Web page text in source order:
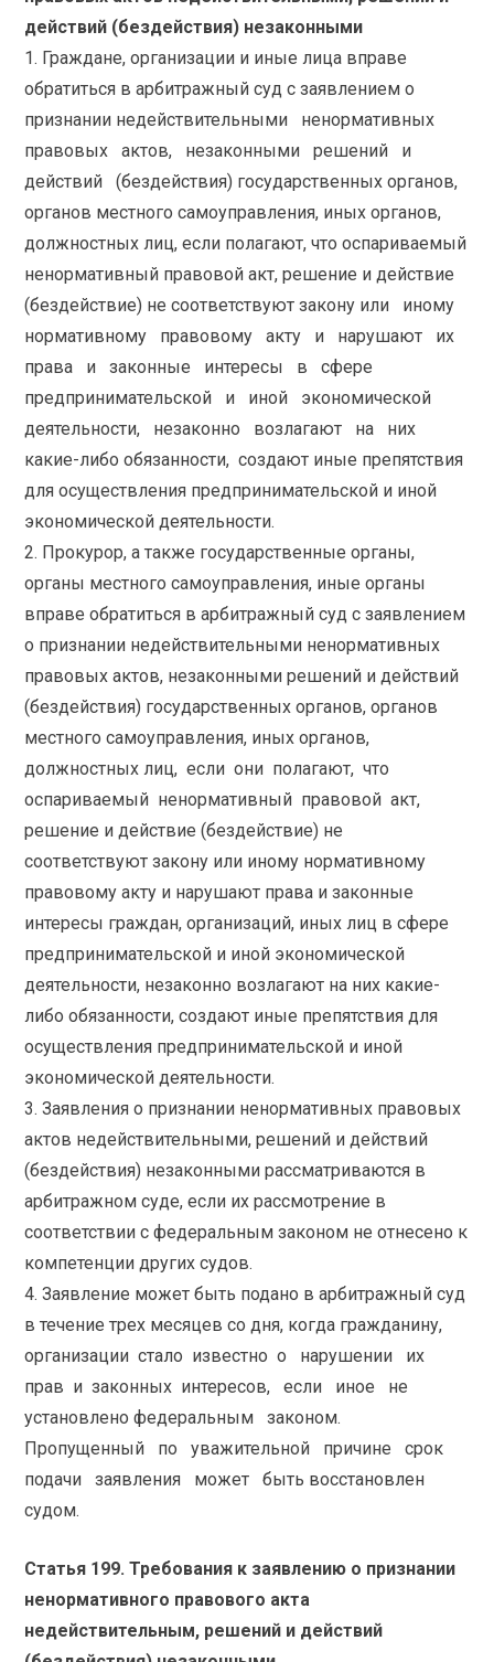
действий (бездействия) незаконными
1. Граждане, организации и иные лица вправе
обратиться в арбитражный суд с заявлением о
признании недействительными ненормативных
правовых актов, незаконными решений и
действий (бездействия) государственных органов,
органов местного самоуправления, иных органов,
должностных лиц, если полагают, что оспариваемый
ненормативный правовой акт, решение и действие
(бездействие) не соответствуют закону или иному
нормативному правовому акту и нарушают их
права и законные интересы в сфере
предпринимательской и иной экономической
деятельности, незаконно возлагают на них
какие-либо обязанности, создают иные препятствия
для осуществления предпринимательской и иной
экономической деятельности.
2. Прокурор, а также государственные органы,
органы местного самоуправления, иные органы
вправе обратиться в арбитражный суд с заявлением
о признании недействительными ненормативных
правовых актов, незаконными решений и действий
(бездействия) государственных органов, органов
местного самоуправления, иных органов,
должностных лиц, если они полагают, что
оспариваемый ненормативный правовой акт,
решение и действие (бездействие) не
соответствуют закону или иному нормативному
правовому акту и нарушают права и законные
интересы граждан, организаций, иных лиц в сфере
предпринимательской и иной экономической
деятельности, незаконно возлагают на них какие-
либо обязанности, создают иные препятствия для
осуществления предпринимательской и иной
экономической деятельности.
3. Заявления о признании ненормативных правовых
актов недействительными, решений и действий
(бездействия) незаконными рассматриваются в
арбитражном суде, если их рассмотрение в
соответствии с федеральным законом не отнесено к
компетенции других судов.
4. Заявление может быть подано в арбитражный суд
в течение трех месяцев со дня, когда гражданину,
организации стало известно о нарушении их
прав и законных интересов, если иное не
установлено федеральным законом.
Пропущенный по уважительной причине срок
подачи заявления может быть восстановлен
судом.
Статья 199. Требования к заявлению о признании
ненормативного правового акта
недействительным, решений и действий